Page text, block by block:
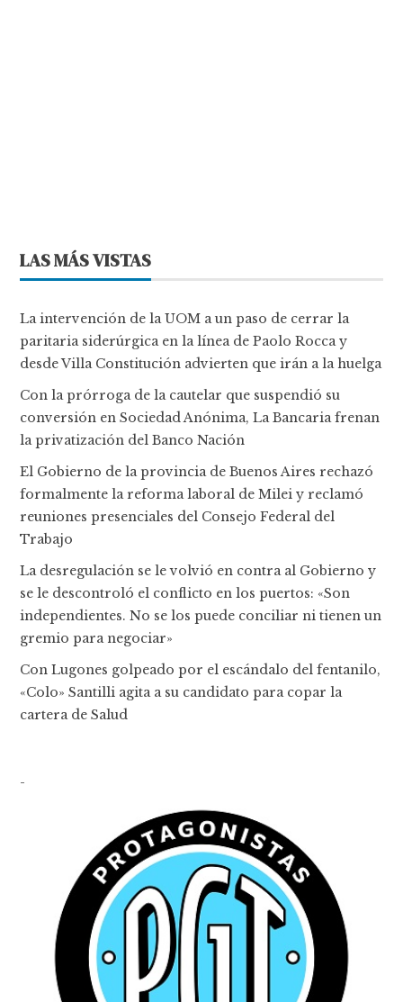
LAS MÁS VISTAS
La intervención de la UOM a un paso de cerrar la
paritaria siderúrgica en la línea de Paolo Rocca y
desde Villa Constitución advierten que irán a la huelga
Con la prórroga de la cautelar que suspendió su
conversión en Sociedad Anónima, La Bancaria frenan
la privatización del Banco Nación
El Gobierno de la provincia de Buenos Aires rechazó
formalmente la reforma laboral de Milei y reclamó
reuniones presenciales del Consejo Federal del
Trabajo
La desregulación se le volvió en contra al Gobierno y
se le descontroló el conflicto en los puertos: «Son
independientes. No se los puede conciliar ni tienen un
gremio para negociar»
Con Lugones golpeado por el escándalo del fentanilo,
«Colo» Santilli agita a su candidato para copar la
cartera de Salud
-